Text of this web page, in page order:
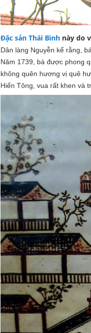
Đặc sản Thái Bình này do
Dân làng Nguyễn kể rằng,
Năm 1739, bà được phong
không quên hương vị quê
Hiển Tông, vua rất khen và